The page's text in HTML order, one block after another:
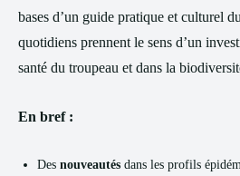
bases d’un guide pratique et culturel
quotidiens prennent le sens d’un
santé du troupeau et dans la
En bref :
Des nouveautés dans les profils